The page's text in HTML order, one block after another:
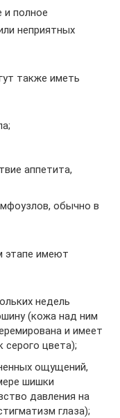
и полное
неприятных
также иметь
аппетита,
обычно в
этапе имеют
недель
(кожа над ним
и имеет
серого цвета);
ощущений,
шишки
давления на
глаза);